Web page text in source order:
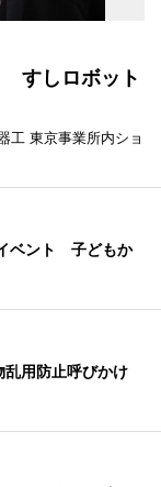
すしロボット
工 東京事業所内ショ
ベント 子どもか
乱用防止呼びかけ